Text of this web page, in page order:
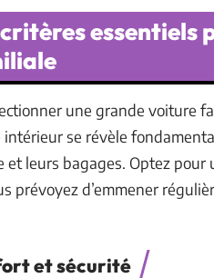
essentiels
une grande voiture
intérieur se révèle
et leurs bagages. Optez pour
prévoyez d’emmener
et sécurité